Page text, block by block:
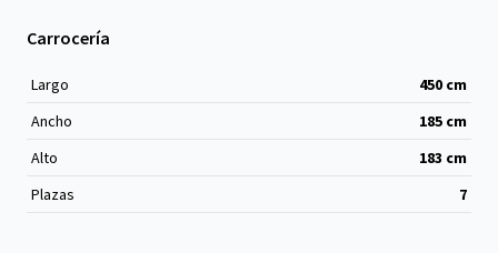
Carrocería
Largo 450 cm
Ancho
185 cm
Alto
183 cm
Plazas
7